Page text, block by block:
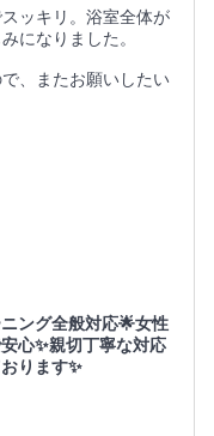
ッキリ。浴室全体が
になりました。
、またお願いしたい
ング全般対応🌟女性
心✨親切丁寧な対応
ります✨